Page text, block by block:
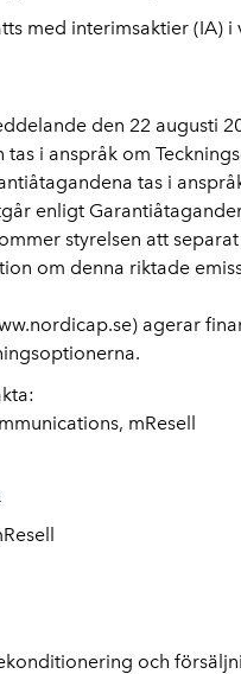
med interimsaktier (IA)
den 22 augusti
i anspråk om
tas i
enligt
styrelsen att
om denna riktade
agerar
mResell
och